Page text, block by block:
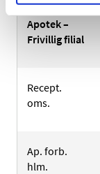
Vestervang
Apotek –
Frivillig filial
Recept.
oms.
Ap. forb.
hlm.